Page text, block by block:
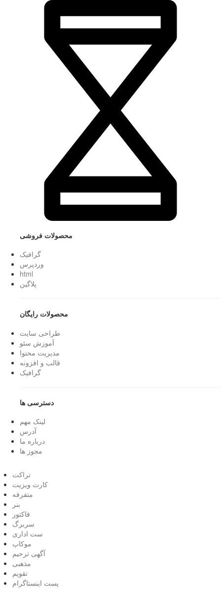
محصولات فروشی
گرافیک
وردپرس
html
پلاگین
محصولات رایگان
طراحی سایت
آموزش سئو
مدیریت محتوا
قالب و افزونه
گرافیک
دسترسی ها
لینک مهم
آدرس
درباره ما
مجوز ها
تراکت
کارت ویزیت
متفرفه
بنر
فاکتور
سربرگ
ست اداری
موکاپ
آگهی ترحیم
مذهبی
تقویم
پست اینستاگرام